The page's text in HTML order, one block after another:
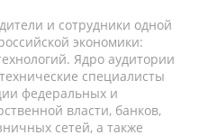
и сотрудники одной
экономики:
Ядро аудитории
специалисты
федеральных и
власти, банков,
сетей, а также